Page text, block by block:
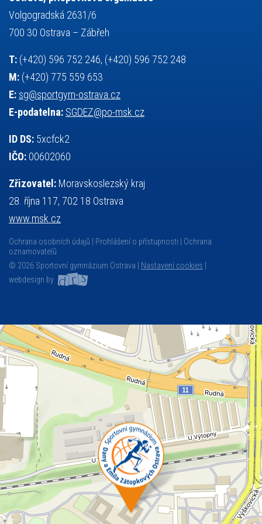
výuka všesportovní výcvikový kurz
základy společenských věd
Volgogradská 2631/6
700 30 Ostrava – Zábřeh
T: (+420) 596 752 246, (+420) 596 752 248
M: (+420) 775 559 653
E: sg@sportgym-ostrava.cz
E-podatelna: SGDEZ@po-msk.cz
ID DS: 5xcfck2
IČO: 00602060
Zřizovatel: Moravskoslezský kraj
28. října 117, 702 18 Ostrava
www.msk.cz
Ochrana osobních údajů Prohlášení o přístupnosti
Ochrana
oznamovatelů
© 2026 Sportovní gymnázium Ostrava |
Nastavení cookies
webdesign by